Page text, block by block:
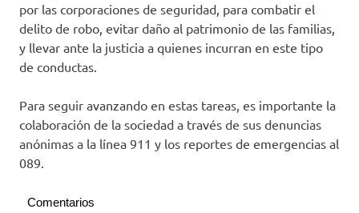
por las corporaciones de seguridad, para combatir el
delito de robo, evitar daño al patrimonio de las familias,
y llevar ante la justicia a quienes incurran en este tipo
de conductas.
Para seguir avanzando en estas tareas, es importante la
colaboración de la sociedad a través de sus denuncias
anónimas a la línea 911 y los reportes de emergencias al
089.
Comentarios